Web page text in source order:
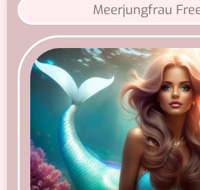
Meerjungfrau